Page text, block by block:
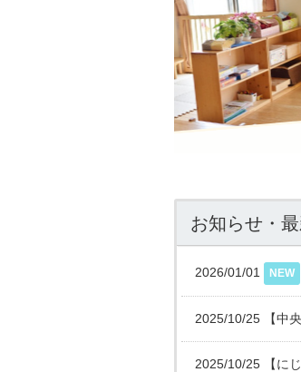
お知らせ・
2026/01/01 NEW
2025/10/25 【中
2025/10/25 【に